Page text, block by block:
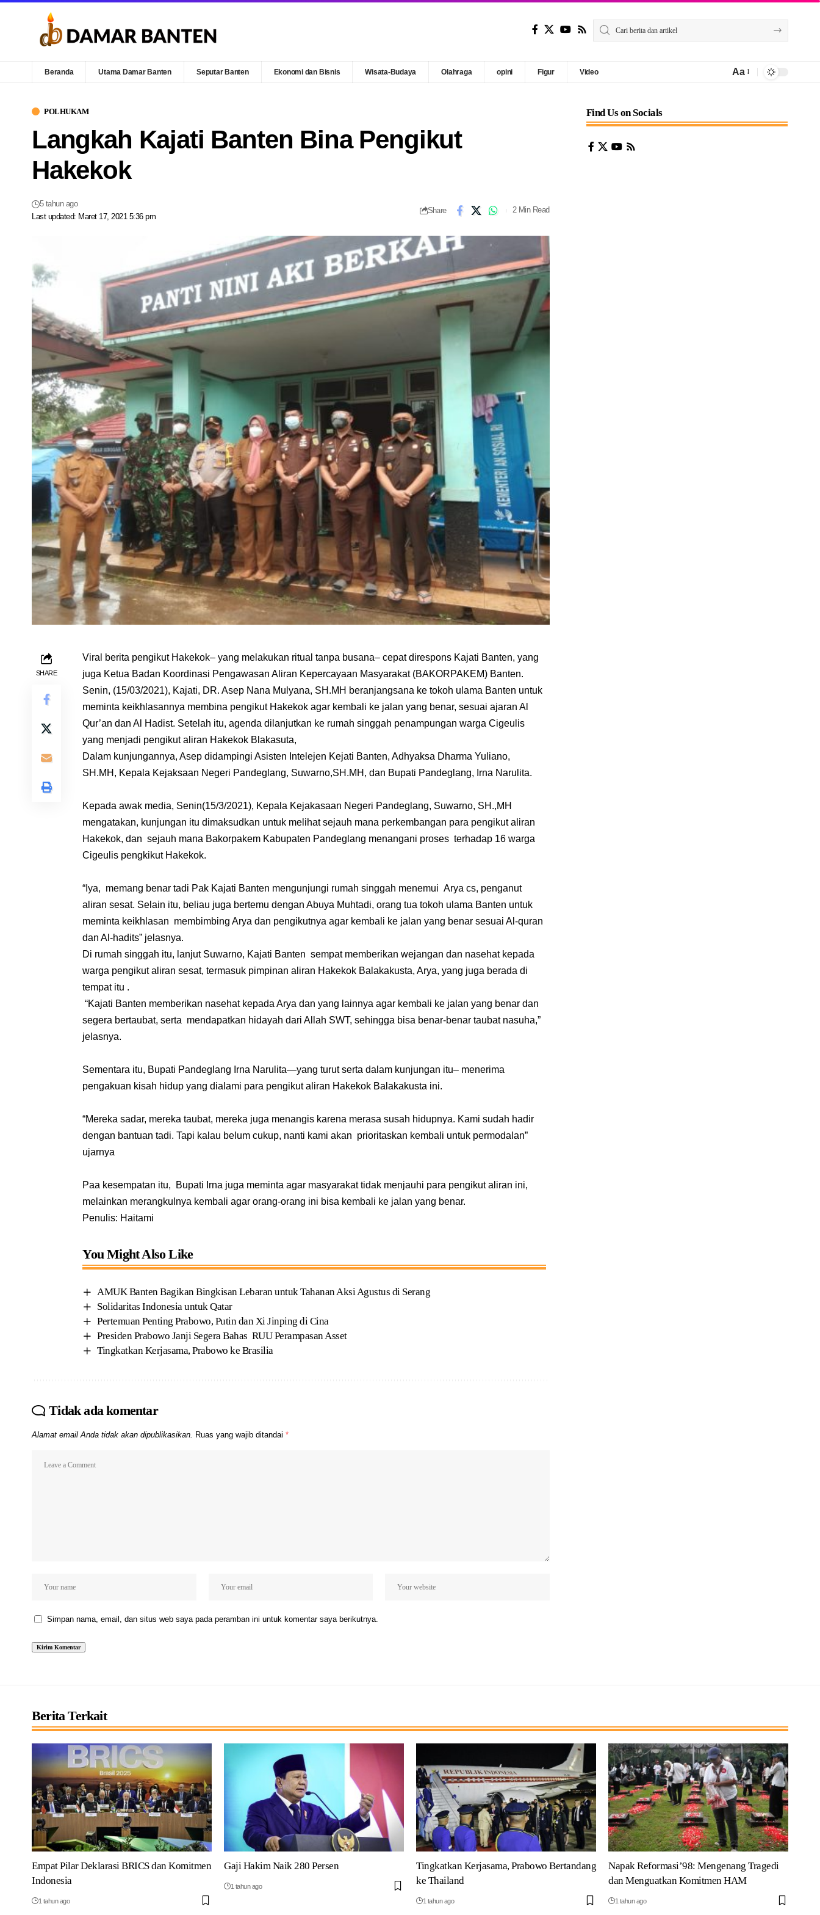
Beranda Utama Damar Banten Seputar Banten Ekonomi dan Bisnis Wisata-Budaya Olahraga opini Figur Video Aa
POLHUKAM
Langkah Kajati Banten Bina Pengikut
Hakekok
Last updated: Maret 17, 2021 5:36 pm
5 tahun ago
Share 2 Min Read
SHARE
Viral berita pengikut Hakekok– yang melakukan ritual tanpa busana– cepat direspons Kajati Banten, yang
juga Ketua Badan Koordinasi Pengawasan Aliran Kepercayaan Masyarakat (BAKORPAKEM) Banten.
Senin, (15/03/2021), Kajati, DR. Asep Nana Mulyana, SH.MH beranjangsana ke tokoh ulama Banten untuk
meminta keikhlasannya membina pengikut Hakekok agar kembali ke jalan yang benar, sesuai ajaran Al
Qur’an dan Al Hadist. Setelah itu, agenda dilanjutkan ke rumah singgah penampungan warga Cigeulis
yang menjadi pengikut aliran Hakekok Blakasuta,
Dalam kunjungannya, Asep didampingi Asisten Intelejen Kejati Banten, Adhyaksa Dharma Yuliano,
SH.MH, Kepala Kejaksaan Negeri Pandeglang, Suwarno,SH.MH, dan Bupati Pandeglang, Irna Narulita.
Kepada awak media, Senin(15/3/2021), Kepala Kejakasaan Negeri Pandeglang, Suwarno, SH.,MH
mengatakan, kunjungan itu dimaksudkan untuk melihat sejauh mana perkembangan para pengikut aliran
Hakekok, dan sejauh mana Bakorpakem Kabupaten Pandeglang menangani proses terhadap 16 warga
Cigeulis pengkikut Hakekok.
“Iya, memang benar tadi Pak Kajati Banten mengunjungi rumah singgah menemui Arya cs, penganut
aliran sesat. Selain itu, beliau juga bertemu dengan Abuya Muhtadi, orang tua tokoh ulama Banten untuk
meminta keikhlasan membimbing Arya dan pengikutnya agar kembali ke jalan yang benar sesuai Al-quran
dan Al-hadits” jelasnya.
Di rumah singgah itu, lanjut Suwarno, Kajati Banten sempat memberikan wejangan dan nasehat kepada
warga pengikut aliran sesat, termasuk pimpinan aliran Hakekok Balakakusta, Arya, yang juga berada di
tempat itu .
“Kajati Banten memberikan nasehat kepada Arya dan yang lainnya agar kembali ke jalan yang benar dan
segera bertaubat, serta mendapatkan hidayah dari Allah SWT, sehingga bisa benar-benar taubat nasuha,”
jelasnya.
Sementara itu, Bupati Pandeglang Irna Narulita—yang turut serta dalam kunjungan itu– menerima
pengakuan kisah hidup yang dialami para pengikut aliran Hakekok Balakakusta ini.
“Mereka sadar, mereka taubat, mereka juga menangis karena merasa susah hidupnya. Kami sudah hadir
dengan bantuan tadi. Tapi kalau belum cukup, nanti kami akan prioritaskan kembali untuk permodalan”
ujarnya
Paa kesempatan itu, Bupati Irna juga meminta agar masyarakat tidak menjauhi para pengikut aliran ini,
melainkan merangkulnya kembali agar orang-orang ini bisa kembali ke jalan yang benar.
Penulis: Haitami
You Might Also Like
AMUK Banten Bagikan Bingkisan Lebaran untuk Tahanan Aksi Agustus di Serang
Solidaritas Indonesia untuk Qatar
Pertemuan Penting Prabowo, Putin dan Xi Jinping di Cina
Presiden Prabowo Janji Segera Bahas RUU Perampasan Asset
Tingkatkan Kerjasama, Prabowo ke Brasilia
Tidak ada komentar
Alamat email Anda tidak akan dipublikasikan. Ruas yang wajib ditandai *
Simpan nama, email, dan situs web saya pada peramban ini untuk komentar saya berikutnya.
Find Us on Socials
Berita Terkait
Empat Pilar Deklarasi BRICS dan Komitmen
Indonesia
1 tahun ago
Gaji Hakim Naik 280 Persen
1 tahun ago
Tingkatkan Kerjasama, Prabowo Bertandang
ke Thailand
1 tahun ago
Napak Reformasi’98: Mengenang Tragedi
dan Menguatkan Komitmen HAM
1 tahun ago